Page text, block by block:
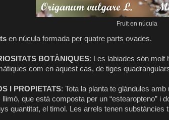
Fruit en núcula
en núcula formada per quatre parts ovades.
BOTÀNIQUES: Les labiades són molt
com en aquest cas, de tiges
I PROPIETATS: Tota la planta te glàndules
llimó, que està composta per un “estearopteno” i
quantitat, el timol. Les arrels tenen substàncies